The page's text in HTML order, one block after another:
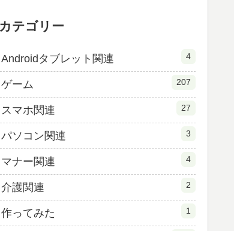
カテゴリー
Androidタブレット関連 4
ゲーム 207
スマホ関連 27
パソコン関連 3
マナー関連 4
介護関連 2
作ってみた 1